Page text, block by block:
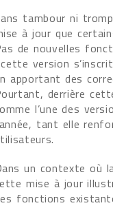
tambour ni
à jour que
de nouvelles
version
apportant des
derrière
l’une des
tant elle
un contexte où
mise à jour
fonctions